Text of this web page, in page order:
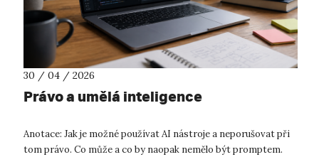
30 / 04 / 2026
Právo a umělá inteligence
Anotace: Jak je možné používat AI nástroje a neporušovat při
tom právo. Co může a co by naopak nemělo být promptem.